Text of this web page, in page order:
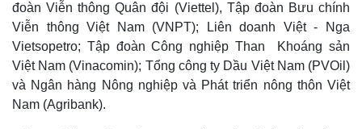
Thế giới
Quan sát
Cuộc sống đó đây
Multimedia
Video
đoàn Viễn thông Quân đội (Viettel), Tập đoàn Bưu chính
Viễn thông Việt Nam (VNPT); Liên doanh Việt - Nga
Vietsopetro; Tập đoàn Công nghiệp Than Khoáng sản
Việt Nam (Vinacomin); Tổng công ty Dầu Việt Nam (PVOil)
và Ngân hàng Nông nghiệp và Phát triển nông thôn Việt
Nam (Agribank).